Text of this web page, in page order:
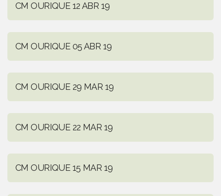
CM OURIQUE 12 ABR 19
CM OURIQUE 05 ABR 19
CM OURIQUE 29 MAR 19
CM OURIQUE 22 MAR 19
CM OURIQUE 15 MAR 19